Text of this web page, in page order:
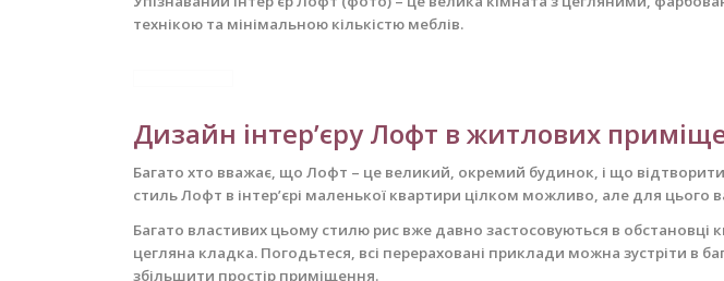
технікою та мінімальною кількістю меблів.
Дизайн інтер’єру Лофт в житлових
Багато хто вважає, що Лофт – це великий, окремий будинок, і що
стиль Лофт в інтер’єрі маленької квартири цілком можливо, але для
Багато властивих цьому стилю рис вже давно застосовуються в обстановці
цегляна кладка. Погодьтеся, всі перераховані приклади можна зустріти в
збільшити простір приміщення.